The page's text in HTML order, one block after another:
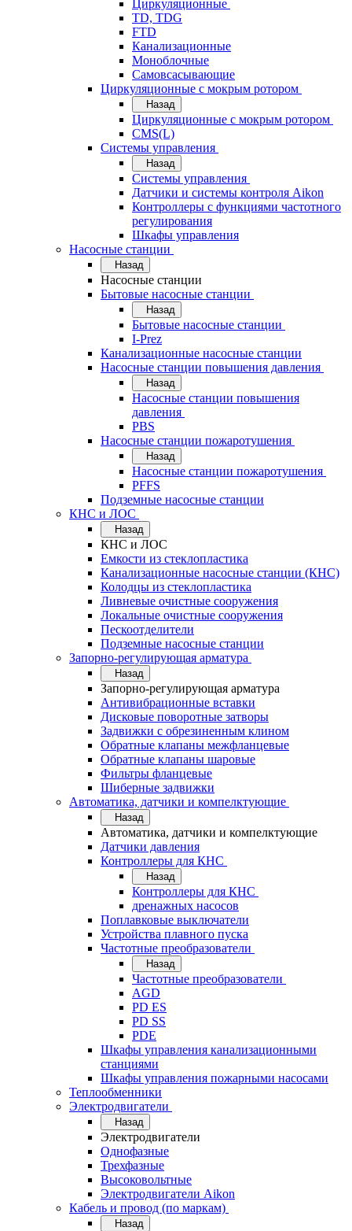
Циркуляционные
TD, TDG
FTD
Канализационные
Моноблочные
Самовсасывающие
Циркуляционные с мокрым ротором
Назад
Циркуляционные с мокрым ротором
CMS(L)
Системы управления
Назад
Системы управления
Датчики и системы контроля Aikon
Контроллеры с функциями частотного
регулирования
Шкафы управления
Насосные станции
Назад
Насосные станции
Бытовые насосные станции
Назад
Бытовые насосные станции
I-Prez
Канализационные насосные станции
Насосные станции повышения давления
Назад
Насосные станции повышения
давления
PBS
Насосные станции пожаротушения
Назад
Насосные станции пожаротушения
PFFS
Подземные насосные станции
КНС и ЛОС
Назад
КНС и ЛОС
Емкости из стеклопластика
Канализационные насосные станции (КНС)
Колодцы из стеклопластика
Ливневые очистные сооружения
Локальные очистные сооружения
Пескоотделители
Подземные насосные станции
Запорно-регулирующая арматура
Назад
Запорно-регулирующая арматура
Антивибрационные вставки
Дисковые поворотные затворы
Задвижки с обрезиненным клином
Обратные клапаны межфланцевые
Обратные клапаны шаровые
Фильтры фланцевые
Шиберные задвижки
Автоматика, датчики и компелктующие
Назад
Автоматика, датчики и компелктующие
Датчики давления
Контроллеры для КНС
Назад
Контроллеры для КНС
дренажных насосов
Поплавковые выключатели
Устройства плавного пуска
Частотные преобразователи
Назад
Частотные преобразователи
AGD
PD ES
PD SS
PDE
Шкафы управления канализационными
станциями
Шкафы управления пожарными насосами
Теплообменники
Электродвигатели
Назад
Электродвигатели
Однофазные
Трехфазные
Высоковольтные
Электродвигатели Aikon
Кабель и провод (по маркам)
Назад